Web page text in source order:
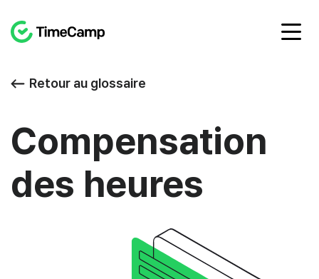
Retour au glossaire
Compensation
des heures